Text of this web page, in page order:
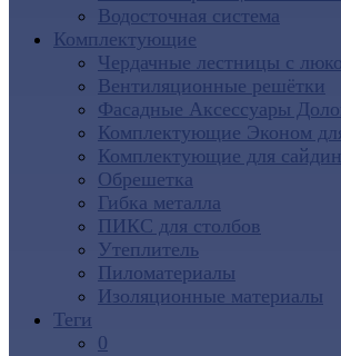
Водосточная система
Комплектующие
Чердачные лестницы с
Вентиляционные решётки
Фасадные Аксессуары
Комплектующие Эконом
Комплектующие для
Обрешетка
Гибка металла
ПИКС для столбов
Утеплитель
Пиломатериалы
Изоляционные материалы
Теги
0